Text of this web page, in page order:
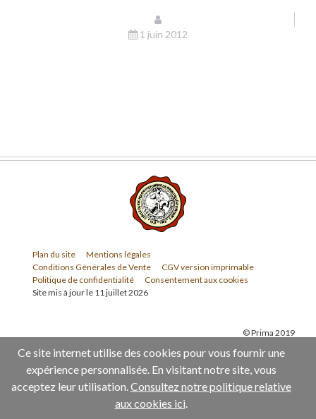
1 juin 2012
Plan du site
Mentions légales
Conditions Générales de Vente
CGV version imprimable
Politique de confidentialité
Consentement aux cookies
Site mis à jour le 11 juillet 2026
© Prima 2019
Ce site internet utilise des cookies pour vous fournir une
expérience personnalisée. En visitant notre site, vous
acceptez leur utilisation.Consultez notre politique relative
aux cookies ici.